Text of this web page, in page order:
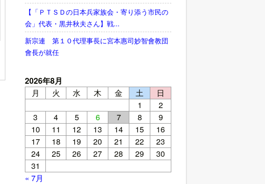
【「ＰＴＳＤの日本兵家族会・寄り添う市民の
会」代表・黒井秋夫さん】戦...
新宗連 第１０代理事長に宮本惠司妙智會教団
會長が就任
2026年8月
月
火 水 木 金 土
日
1
2
3
4 5 6 7 8
9
10
11 12 13 14 15
16
17
18 19 20 21 22
23
24
25 26 27 28 29
30
31
« 7月